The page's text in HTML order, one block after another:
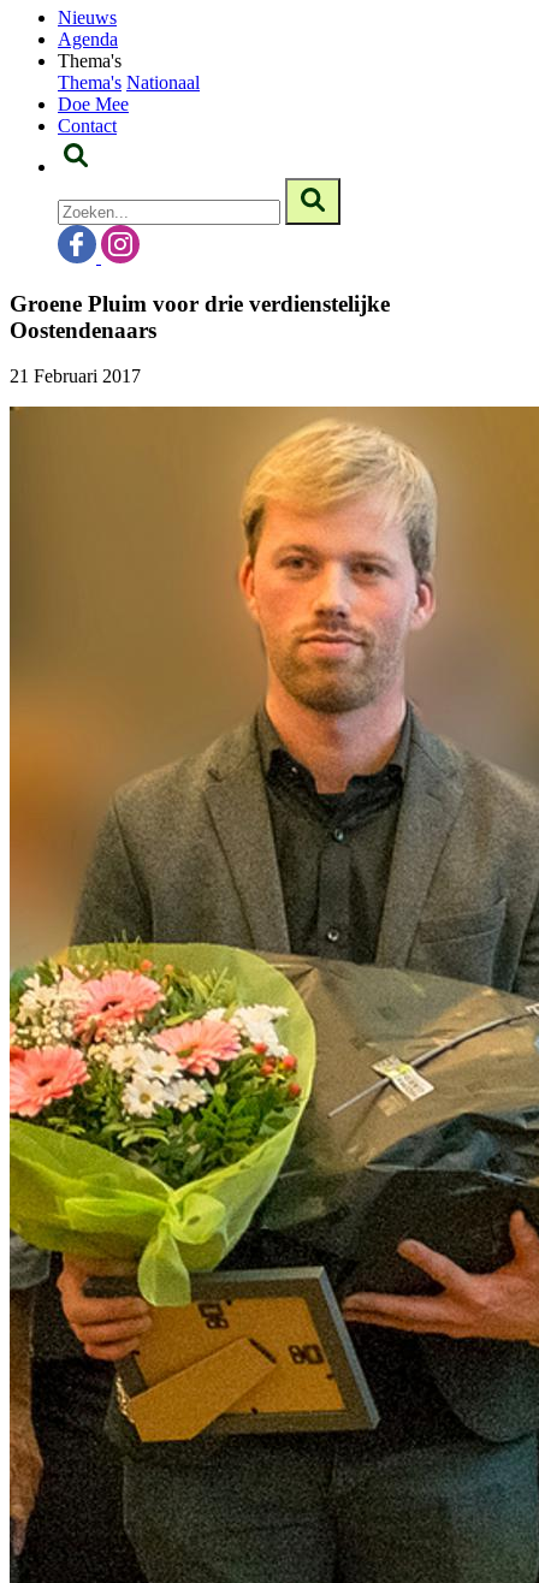
Nieuws
Agenda
Thema's
Thema's Nationaal
Doe Mee
Contact
Groene Pluim voor drie verdienstelijke
Oostendenaars
21 Februari 2017